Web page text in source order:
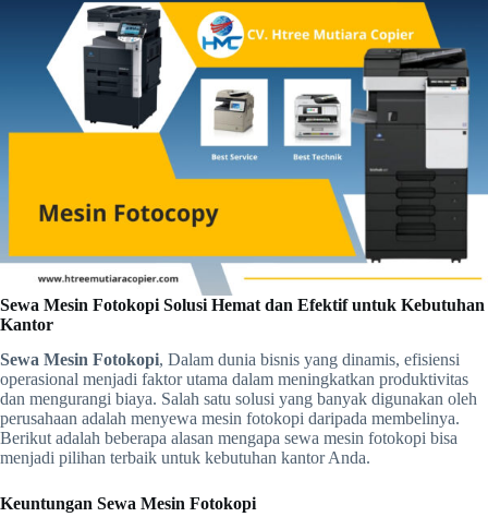
Sewa Mesin Fotokopi Solusi Hemat dan Efektif untuk Kebutuhan
Kantor
Sewa Mesin Fotokopi, Dalam dunia bisnis yang dinamis, efisiensi
operasional menjadi faktor utama dalam meningkatkan produktivitas
dan mengurangi biaya. Salah satu solusi yang banyak digunakan oleh
perusahaan adalah menyewa mesin fotokopi daripada membelinya.
Berikut adalah beberapa alasan mengapa sewa mesin fotokopi bisa
menjadi pilihan terbaik untuk kebutuhan kantor Anda.
Keuntungan Sewa Mesin Fotokopi